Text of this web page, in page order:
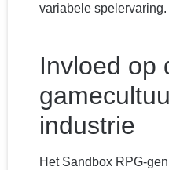
variabele spelervaring.
Invloed op
industrie
Het Sandbox RPG-